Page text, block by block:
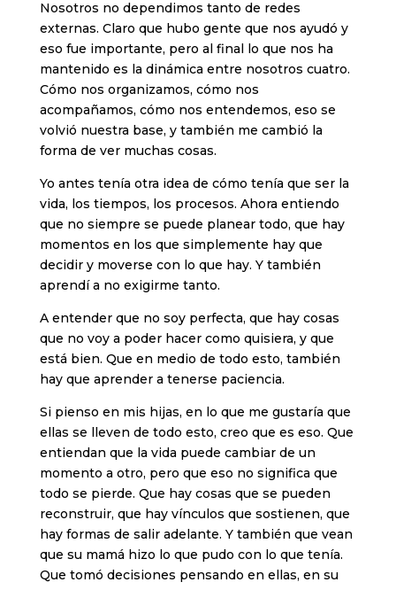
Nosotros no dependimos tanto de redes
externas. Claro que hubo gente que nos ayudó y
eso fue importante, pero al final lo que nos ha
mantenido es la dinámica entre nosotros cuatro.
Cómo nos organizamos, cómo nos
acompañamos, cómo nos entendemos, eso se
volvió nuestra base, y también me cambió la
forma de ver muchas cosas.
Yo antes tenía otra idea de cómo tenía que ser la
vida, los tiempos, los procesos. Ahora entiendo
que no siempre se puede planear todo, que hay
momentos en los que simplemente hay que
decidir y moverse con lo que hay. Y también
aprendí a no exigirme tanto.
A entender que no soy perfecta, que hay cosas
que no voy a poder hacer como quisiera, y que
está bien. Que en medio de todo esto, también
hay que aprender a tenerse paciencia.
Si pienso en mis hijas, en lo que me gustaría que
ellas se lleven de todo esto, creo que es eso. Que
entiendan que la vida puede cambiar de un
momento a otro, pero que eso no significa que
todo se pierde. Que hay cosas que se pueden
reconstruir, que hay vínculos que sostienen, que
hay formas de salir adelante. Y también que vean
que su mamá hizo lo que pudo con lo que tenía.
Que tomó decisiones pensando en ellas, en su